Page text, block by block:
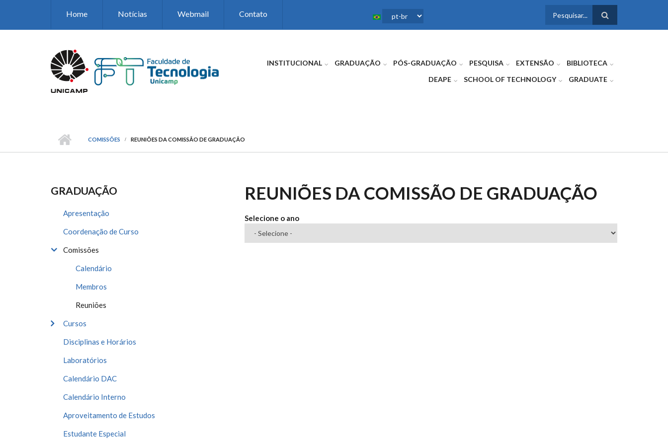
Home Notícias Webmail Contato
FORMULÁRIO
INSTITUCIONAL GRADUAÇÃO PÓS-GRADUAÇÃO PESQUISA EXTENSÃO
BIBLIOTECA
DEAPE
SCHOOL OF TECHNOLOGY GRADUATE
COMISSÕES REUNIÕES DA COMISSÃO DE GRADUAÇÃO
GRADUAÇÃO
Apresentação
Coordenação de Curso
Comissões
Calendário
Membros
Reuniões
Cursos
Disciplinas e Horários
Laboratórios
Calendário DAC
Calendário Interno
Aproveitamento de Estudos
Estudante Especial
REUNIÕES DA COMISSÃO DE GRADUAÇÃO
Selecione o ano